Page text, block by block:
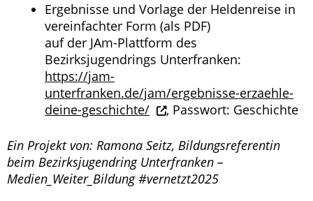
Ergebnisse und Vorlage der Heldenreise in
vereinfachter Form (als PDF)
auf der JAm-Plattform des
Bezirksjugendrings Unterfranken:
https://jam-
unterfranken.de/jam/ergebnisse-erzaehle-
deine-geschichte/
, Passwort: Geschichte
Ein Projekt von: Ramona Seitz, Bildungsreferentin
beim Bezirksjugendring Unterfranken –
Medien_Weiter_Bildung #vernetzt2025